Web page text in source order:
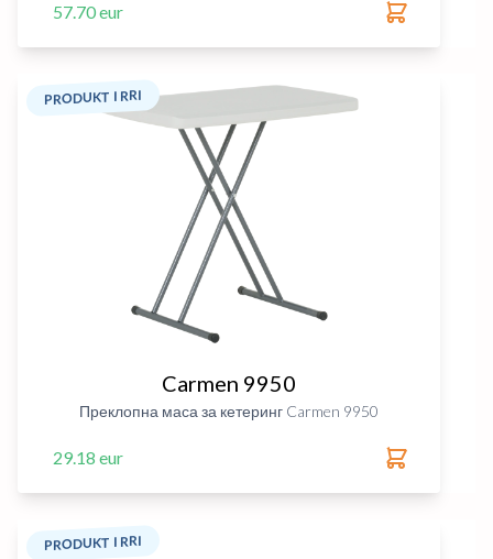
57.70 eur
PRODUKT I RRI
Carmen 9950
Преклопна маса за кетеринг Carmen 9950
29.18 eur
PRODUKT I RRI